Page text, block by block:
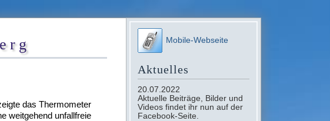
das Thermometer
weitgehend unfallfreie
Mobile-Webseite
Aktuelles
20.07.2022
Aktuelle Beiträge, Bilder und
Videos findet ihr nun auf der
Facebook-Seite.